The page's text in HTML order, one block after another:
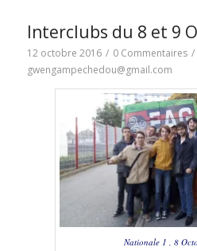
Interclubs du 8 et 9
12 octobre 2016 / 0 Commentaires /
gwengampechedou@gmail.com
Nationale 1 , 8